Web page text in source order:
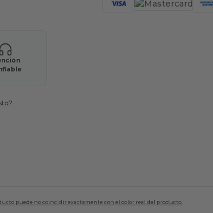
puede no coincidir exactamente con el color real del producto.